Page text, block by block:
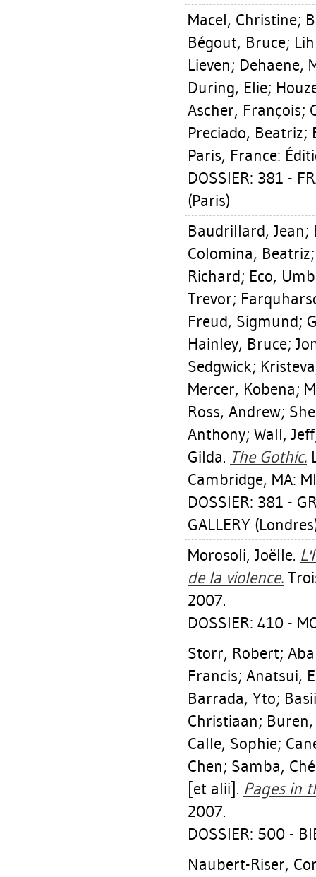
Macel, Christine;
Bégout, Bruce;
Lieven; Dehaene,
During, Elie;
Ascher, François;
Preciado, Beatriz;
Paris, France:
DOSSIER: 381 -
(Paris)
Baudrillard, Jean;
Colomina, Beatriz
Richard; Eco,
Trevor;
Freud, Sigmund;
Hainley, Bruce;
Sedgwick;
Mercer, Kobena;
Ross, Andrew;
Anthony; Wall, Jeff
Gilda. The Gothic.
Cambridge, MA:
DOSSIER: 381 -
GALLERY
Morosoli, Joëlle.
de la violence.
2007.
DOSSIER: 410 -
Storr, Robert;
Francis; Anatsui,
Barrada, Yto;
Christiaan;
Calle, Sophie;
Chen; Samba,
[et alii]. Pages in
2007.
DOSSIER: 500 -
Naubert-Riser,